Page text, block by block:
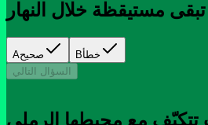
Aصحيح Bخطأ
السؤال التالي